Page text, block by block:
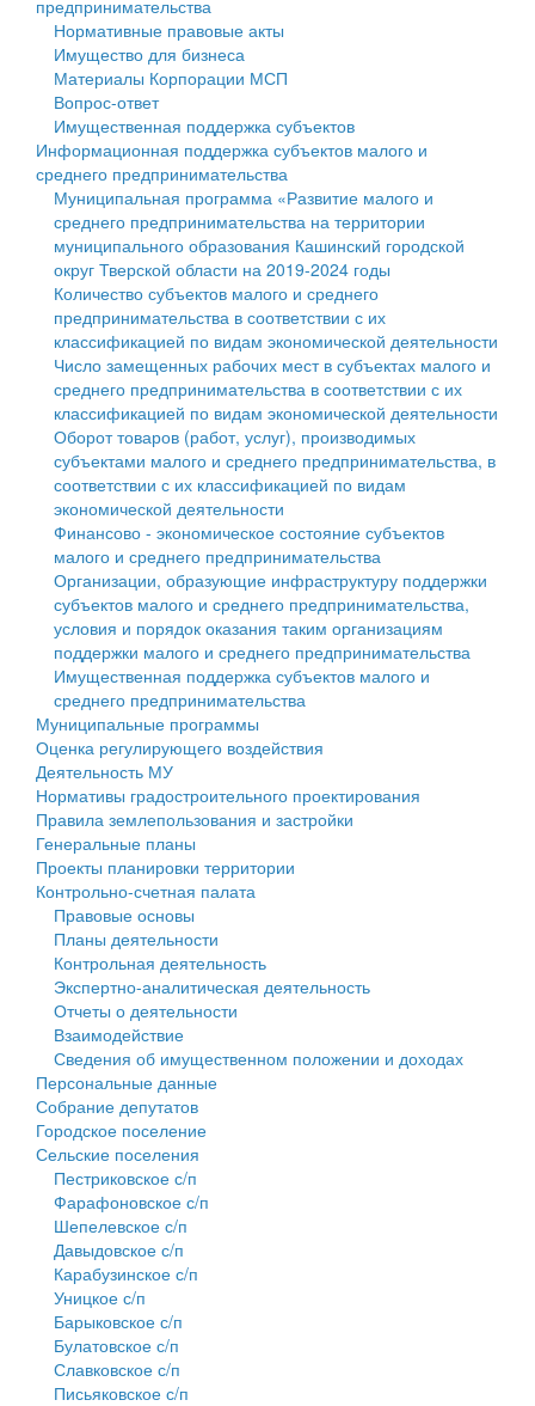
Государственные услуги
Промышленность и АПК
Экономика и бизнес
...
Символика
Устав
Гостям округа
Туризм
Культура
Образование
Здравоохранение
Социальная защита
Фотоальбом
муниципального округа Тверской области
Администрация Кашинского муниципального округа
Тверской области
Управление сельскими территориями
Открытые данные
Работа с обращениями граждан
Муниципальный контроль
Муниципальные услуги
Проекты административных регламентов
Антимонопольный комплаенс
Противодействие коррупции
Финансовое управление
Бюджет для граждан
Имущество
Выявление правообладателей ранее учтенных
объектов недвижимости
Имущественная поддержка субъектов малого и
среднего предпринимательства
Информационная поддержка субъектов малого и
среднего предпринимательства
Муниципальные программы
Контрольно-счетная палата
Персональные данные
Оценка регулирующего воздействия
Деятельность МУ
Нормативы градостроительного проектирования
Правила землепользования и застройки
Генеральные планы
Проекты планировки территории
Собрание депутатов
Городское поселение
Сельские поселения
предпринимательства
Нормативные правовые акты
Имущество для бизнеса
Материалы Корпорации МСП
Вопрос-ответ
Имущественная поддержка субъектов
Информационная поддержка субъектов малого и
среднего предпринимательства
Муниципальная программа «Развитие малого и
среднего предпринимательства на территории
муниципального образования Кашинский городской
округ Тверской области на 2019-2024 годы
Количество субъектов малого и среднего
предпринимательства в соответствии с их
классификацией по видам экономической деятельности
Число замещенных рабочих мест в субъектах малого и
среднего предпринимательства в соответствии с их
классификацией по видам экономической деятельности
Оборот товаров (работ, услуг), производимых
субъектами малого и среднего предпринимательства, в
соответствии с их классификацией по видам
экономической деятельности
Финансово - экономическое состояние субъектов
малого и среднего предпринимательства
Организации, образующие инфраструктуру поддержки
субъектов малого и среднего предпринимательства,
условия и порядок оказания таким организациям
поддержки малого и среднего предпринимательства
Имущественная поддержка субъектов малого и
среднего предпринимательства
Муниципальные программы
Оценка регулирующего воздействия
Деятельность МУ
Нормативы градостроительного проектирования
Правила землепользования и застройки
Генеральные планы
Проекты планировки территории
Контрольно-счетная палата
Правовые основы
Планы деятельности
Контрольная деятельность
Экспертно-аналитическая деятельность
Отчеты о деятельности
Взаимодействие
Сведения об имущественном положении и доходах
Персональные данные
Собрание депутатов
Городское поселение
Сельские поселения
Пестриковское с/п
Фарафоновское с/п
Шепелевское с/п
Давыдовское с/п
Карабузинское с/п
Уницкое с/п
Барыковское с/п
Булатовское с/п
Славковское с/п
Письяковское с/п